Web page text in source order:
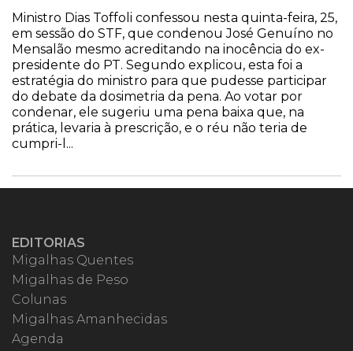
Ministro Dias Toffoli confessou nesta quinta-feira, 25,
em sessão do STF, que condenou José Genuíno no
Mensalão mesmo acreditando na inocência do ex-
presidente do PT. Segundo explicou, esta foi a
estratégia do ministro para que pudesse participar
do debate da dosimetria da pena. Ao votar por
condenar, ele sugeriu uma pena baixa que, na
prática, levaria à prescrição, e o réu não teria de
cumpri-l...
EDITORIAS
Migalhas Quentes
Migalhas de Peso
Colunas
Migalhas Amanhecidas
Agenda